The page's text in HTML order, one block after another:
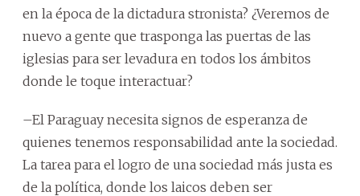
en la época de la dictadura stronista? ¿Veremos de
nuevo a gente que trasponga las puertas de las
iglesias para ser levadura en todos los ámbitos
donde le toque interactuar?
–El Paraguay necesita signos de esperanza de
quienes tenemos responsabilidad ante la sociedad.
La tarea para el logro de una sociedad más justa es
de la política, donde los laicos deben ser